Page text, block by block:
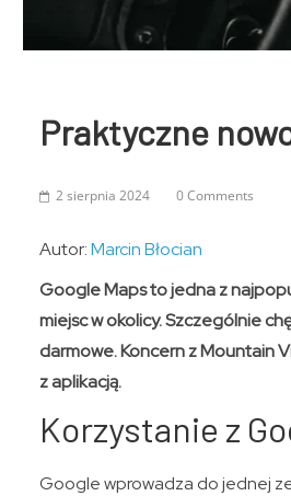
Praktyczne
2 sierpnia 2024 0 Comments
Autor:Marcin Błocian
Google Maps to jedna z
miejsc w okolicy. Szczególnie
darmowe. Koncern z Mountain
z aplikacją.
Korzystanie z
Google wprowadza do jednej